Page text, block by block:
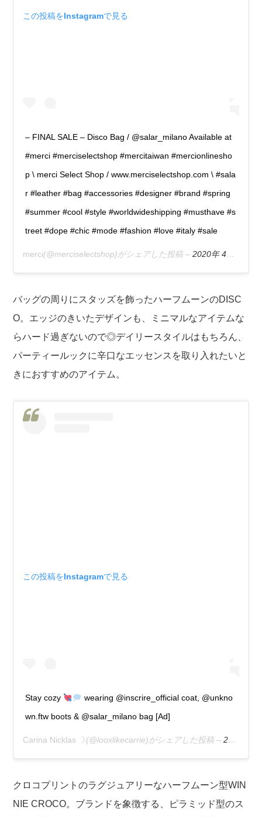
この投稿をInstagramで見る
– FINAL SALE – Disco Bag / @salar_milano Available at
#merci #merciselectshop #mercitaiwan #mercionlinesho
p \ merci Select Shop / www.merciselectshop.com \ #sala
r #leather #bag #accessories #designer #brand #spring
#summer #cool #style #worldwideshipping #musthave #s
treet #dope #chic #mode #fashion #love #italy #sale
merci(@merciselectshop)がシェアした投稿 –2020年 4月月3日午前1時21分PDT
バッグの周りにスタッズを飾ったハーフムーンのDISC
O。エッジのきいたデザインも、ミニマルなアイテムな
らハード過ぎないので◎デイリースタイルはもちろん、
パーティールックに辛口なエッセンスを取り入れたいと
きにおすすめのアイテム。
この投稿をInstagramで見る
Stay cozy
wearing @inscrire_official coat, @unkno
wn.ftw boots & @salar_milano bag [Ad]
Carina Nicklas ☽(@looxlikecarrie)がシェアした投稿 –2020年 3月月17日午後1時04分PDT
クロコプリントのラグジュアリーなハーフムーン型WIN
NIE CROCO。 ブランドを象徴する、ピラミッド型のス